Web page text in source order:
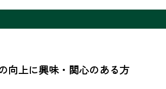
向上に興味・関心のある方